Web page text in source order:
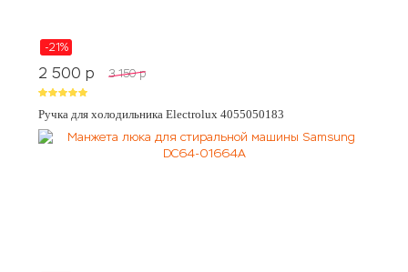
-21%
2 500 p 3 150 p
Ручка для холодильника Electrolux 4055050183